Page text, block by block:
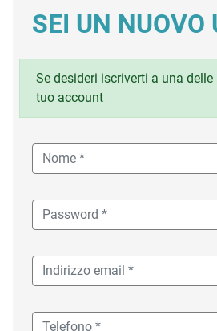
SEI UN NUOVO
Se desideri iscriverti a una
tuo account